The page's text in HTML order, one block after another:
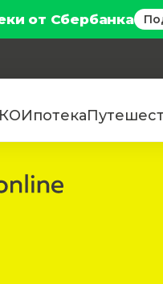
от Сбербанка
Ипотека